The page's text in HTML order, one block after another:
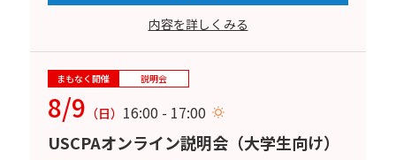
内容を詳しくみる
まもなく開催 説明会
8/9 （日） 16:00 - 17:00
USCPAオンライン説明会（大学生向け）